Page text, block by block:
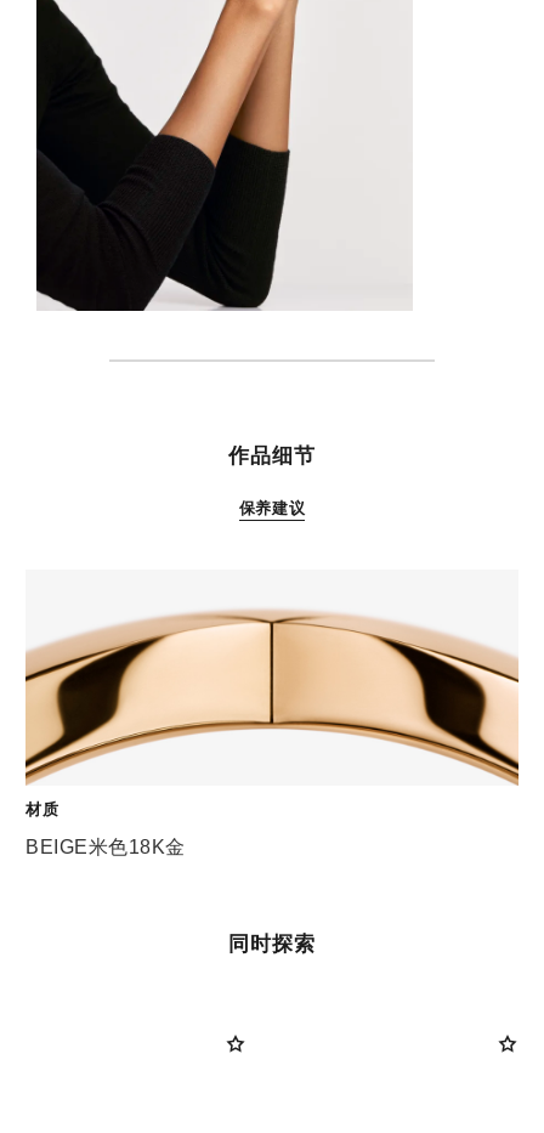
作品细节
保养建议
材质
BEIGE米色18K金
同时探索